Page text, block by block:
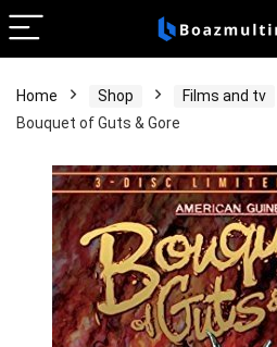
Home Shop Films and tv
Bouquet of Guts & Gore